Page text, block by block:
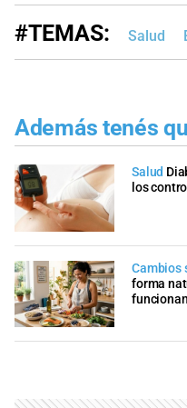
#TEMAS: Salud
Además tenés
Salud
los
Cambios
forma
funcionan